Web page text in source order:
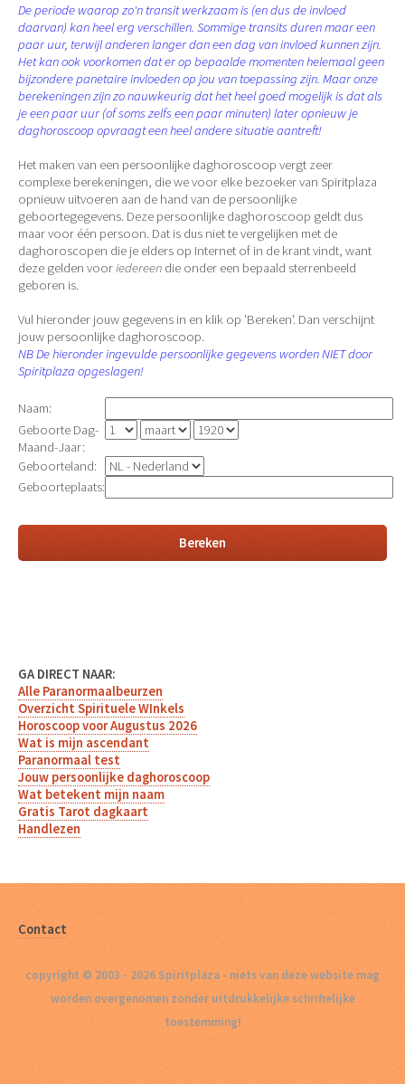
De periode waarop zo'n transit werkzaam is (en dus de invloed
daarvan) kan heel erg verschillen. Sommige transits duren maar een
paar uur, terwijl anderen langer dan een dag van invloed kunnen zijn.
Het kan ook voorkomen dat er op bepaalde momenten helemaal geen
bijzondere panetaire invloeden op jou van toepassing zijn. Maar onze
berekeningen zijn zo nauwkeurig dat het heel goed mogelijk is dat als
je een paar uur (of soms zelfs een paar minuten) later opnieuw je
daghoroscoop opvraagt een heel andere situatie aantreft!
Het maken van een persoonlijke daghoroscoop vergt zeer
complexe berekeningen, die we voor elke bezoeker van Spiritplaza
opnieuw uitvoeren aan de hand van de persoonlijke
geboortegegevens. Deze persoonlijke daghoroscoop geldt dus
maar voor één persoon. Dat is dus niet te vergelijken met de
daghoroscopen die je elders op Internet of in de krant vindt, want
deze gelden vooriedereen die onder een bepaald sterrenbeeld
geboren is.
Vul hieronder jouw gegevens in en klik op 'Bereken'. Dan verschijnt
jouw persoonlijke daghoroscoop.
NB De hieronder ingevulde persoonlijke gegevens worden NIET door
Spiritplaza opgeslagen!
Naam:
Geboorte Dag-
Maand-Jaar:
Geboorteland:
Geboorteplaats:
GA DIRECT NAAR:
Alle Paranormaalbeurzen
Overzicht Spirituele WInkels
Horoscoop voor Augustus 2026
Wat is mijn ascendant
Paranormaal test
Jouw persoonlijke daghoroscoop
Wat betekent mijn naam
Gratis Tarot dagkaart
Handlezen
Contact
copyright © 2003 - 2026 Spiritplaza - niets van deze website mag
worden overgenomen zonder uitdrukkelijke schriftelijke
toestemming!